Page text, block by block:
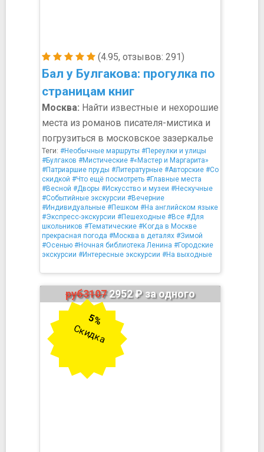
(4.95, отзывов: 291)
Бал у Булгакова: прогулка по
страницам книг
Москва: Найти известные и нехорошие
места из романов писателя-мистика и
погрузиться в московское зазеркалье
Теги: #Необычные маршруты #Переулки и улицы
#Булгаков #Мистические #«Мастер и Маргарита»
#Патриаршие пруды #Литературные #Авторские #Со
скидкой #Что ещё посмотреть #Главные места
#Весной #Дворы #Искусство и музеи #Нескучные
#Событийные экскурсии #Вечерние
#Индивидуальные #Пешком #На английском языке
#Экспресс-экскурсии #Пешеходные #Все #Для
школьников #Тематические #Когда в Москве
прекрасная погода #Москва в деталях #Зимой
#Осенью #Ночная библиотека Ленина #Городские
экскурсии #Интересные экскурсии #На выходные
руб31072952 ₽ за одного
5%
Скидка